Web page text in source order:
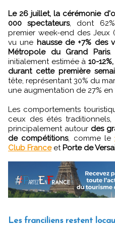
Le 26 juillet, la cérémonie
000 spectateurs, dont
premier week-end des Jeux
vu une hausse de +7% des
Métropole du Grand Paris.
initialement estimée à 10-
durant cette première
tête, représentant 30% du
une augmentation de 27% en
Les comportements
ceux des étés
principalement autour des
de compétitions, comme le
Club Franceet Porte de
Les franciliens restent